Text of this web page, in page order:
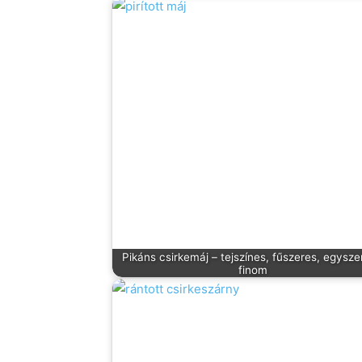
Pikáns csirkemáj – tejszínes, fűszeres,
finom